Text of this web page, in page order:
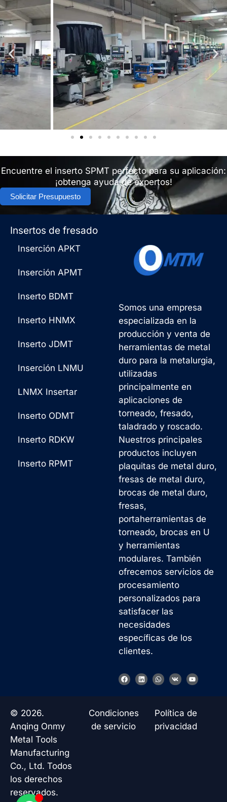
Encuentre el inserto SPMT perfecto para su aplicación:
¡obtenga ayuda de expertos!
Solicitar Presupuesto
Somos una empresa
especializada en la
producción y venta de
herramientas de metal
duro para la metalurgia,
utilizadas
principalmente en
aplicaciones de
torneado, fresado,
taladrado y roscado.
Nuestros principales
productos incluyen
plaquitas de metal duro,
fresas de metal duro,
brocas de metal duro,
fresas,
portaherramientas de
torneado, brocas en U
y herramientas
modulares. También
ofrecemos servicios de
procesamiento
personalizados para
satisfacer las
necesidades
específicas de los
clientes.
F
a
o
L
i
W
h
a
p
V
k
Y
o
b
e
Insertos de fresado
Inserción APKT
Inserción APMT
Inserto BDMT
Inserto HNMX
Inserto JDMT
Inserción LNMU
LNMX Insertar
Inserto ODMT
Inserto RDKW
Inserto RPMT
© 2026.
Anqing Onmy
Metal Tools
Manufacturing
Co., Ltd. Todos
los derechos
reservados.
Condiciones
de servicio
Política de
privacidad
Turkish
Italian
Russian
Chinese